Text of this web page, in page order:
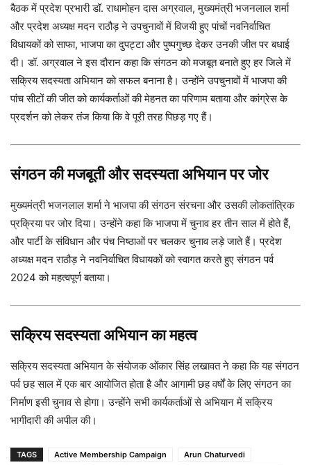
बैठक में प्रदेश प्रभारी डॉ. राधामोहन दास अग्रवाल, मुख्यमंत्री भजनलाल शर्मा
और प्रदेश अध्यक्ष मदन राठौड़ ने उपचुनावों में विजयी हुए पांचों नवनिर्वाचित
विधायकों को साफा, भाजपा का दुपट्टा और पुष्पगुच्छ देकर उनकी जीत पर बधाई
दी। डॉ. अग्रवाल ने इस दौरान कहा कि संगठन को मजबूत बनाते हुए हर जिले में
सक्रिय सदस्यता अभियान को सफल बनाना है। उन्होंने उपचुनावों में भाजपा की
पांच सीटों की जीत को कार्यकर्ताओं की मेहनत का परिणाम बताया और कांग्रेस के
प्रदर्शन को लेकर तंज किया कि वे पूरी तरह पिछड़ गए हैं।
संगठन की मजबूती और सदस्यता अभियान पर जोर
मुख्यमंत्री भजनलाल शर्मा ने भाजपा की संगठन संरचना और उसकी लोकतांत्रिक
प्रक्रिया पर जोर दिया। उन्होंने कहा कि भाजपा में चुनाव हर तीन साल में होते हैं,
और पार्टी के संविधान और पंच निष्ठाओं पर चलकर चुनाव लड़े जाते हैं। प्रदेश
अध्यक्ष मदन राठौड़ ने नवनिर्वाचित विधायकों को स्वागत करते हुए संगठन पर्व
2024 को महत्वपूर्ण बताया।
सक्रिय सदस्यता अभियान का महत्व
सक्रिय सदस्यता अभियान के संयोजक ओंकार सिंह लखावत ने कहा कि यह संगठन
पर्व छह साल में एक बार आयोजित होता है और आगामी छह वर्षों के लिए संगठन का
निर्माण इसी चुनाव से होगा। उन्होंने सभी कार्यकर्ताओं से अभियान में सक्रिय
भागीदारी की अपील की।
TAGS Active Membership Campaign
Arun Chaturvedi